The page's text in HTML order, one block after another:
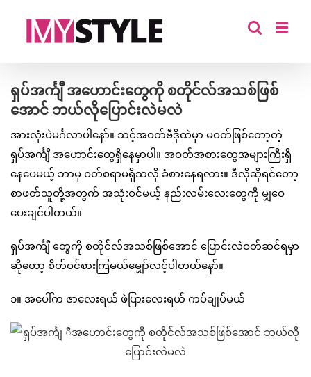
ရှပ်အင်္ကျီ အဟောင်းတွေကို စတိုင်လ်အသစ်ဖြစ်
အောင် ဘယ်လိုပြောင်းလဲမလဲ
အားလုံးပဲမင်္ဂလာပါနော်။ သင့်အဝတ်ဗီဒိုထဲမှာ မဝတ်ဖြစ်တော့တဲ့
ရှပ်အင်္ကျီ အဟောင်းတွေရှိနေမှာပါ။ အဝတ်အစားတွေအများကြီးရှိ
နေပေမယ့် ဘာမှ ဝတ်စရာမရှိသလို ခံစားနေရလား။ ဒီလိုဆိုရင်တော့
စာဖတ်သူတို့အတွက် အသုံးဝင်မယ့် နည်းလမ်းလေးတွေကို မျှဝေ
ပေးချင်ပါတယ်။
ရှပ်အင်္ကျီ တွေကို စတိုင်လ်အသစ်ဖြစ်အောင် ပြောင်းလဲဝတ်ဆင်ရမှာ
ဆိုတော့ စိတ်ဝင်စားကြမယ်မျှော်လင့်ပါတယ်နော်။
၁။ အပေါ်က ဇာလေးရယ် ဖဲပြားလေးရယ် ကပ်ချုပ်မယ်